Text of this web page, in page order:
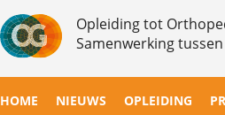
Opleiding tot
Samenwerking tussen
HOME NIEUWS OPLEIDING